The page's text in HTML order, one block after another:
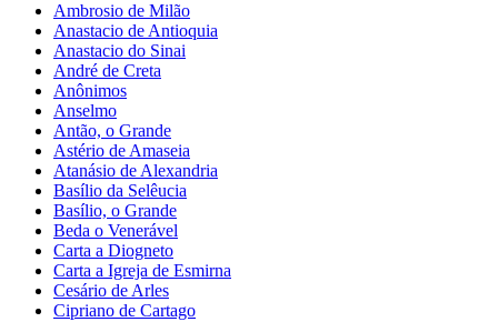
Ambrosio de Milão
Anastacio de Antioquia
Anastacio do Sinai
André de Creta
Anônimos
Anselmo
Antão, o Grande
Astério de Amaseia
Atanásio de Alexandria
Basílio da Selêucia
Basílio, o Grande
Beda o Venerável
Carta a Diogneto
Carta a Igreja de Esmirna
Cesário de Arles
Cipriano de Cartago